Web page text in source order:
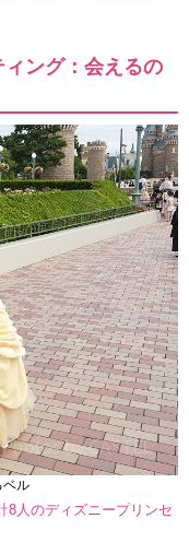
ング：会えるの
ベル
8人のディズニープリンセ